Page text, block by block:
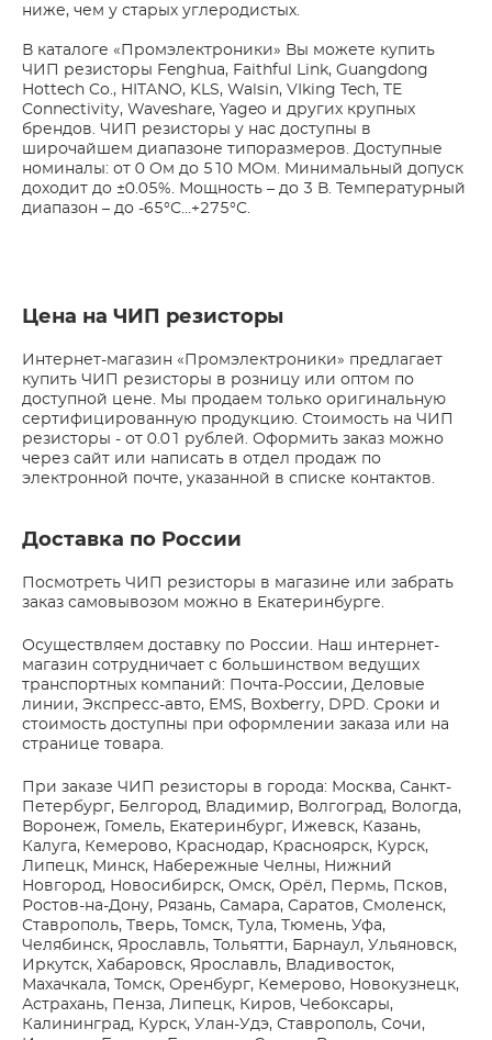
ниже, чем у старых углеродистых.
В каталоге «Промэлектроники» Вы можете купить
ЧИП резисторы Fenghua, Faithful Link, Guangdong
Hottech Co., HITANO, KLS, Walsin, VIking Tech, TE
Connectivity, Waveshare, Yageo и других крупных
брендов. ЧИП резисторы у нас доступны в
широчайшем диапазоне типоразмеров. Доступные
номиналы: от 0 Ом до 510 МОм. Минимальный допуск
доходит до ±0.05%. Мощность – до 3 В. Температурный
диапазон – до -65°С…+275°С.
Цена на ЧИП резисторы
Интернет-магазин «Промэлектроники» предлагает
купить ЧИП резисторы в розницу или оптом по
доступной цене. Мы продаем только оригинальную
сертифицированную продукцию. Стоимость на ЧИП
резисторы - от 0.01 рублей. Оформить заказ можно
через сайт или написать в отдел продаж по
электронной почте, указанной в списке контактов.
Доставка по России
Посмотреть ЧИП резисторы в магазине или забрать
заказ самовывозом можно в Екатеринбурге.
Осуществляем доставку по России. Наш интернет-
магазин сотрудничает с большинством ведущих
транспортных компаний: Почта-России, Деловые
линии, Экспресс-авто, EMS, Boxberry, DPD. Сроки и
стоимость доступны при оформлении заказа или на
странице товара.
При заказе ЧИП резисторы в города: Москва, Санкт-
Петербург, Белгород, Владимир, Волгоград, Вологда,
Воронеж, Гомель, Екатеринбург, Ижевск, Казань,
Калуга, Кемерово, Краснодар, Красноярск, Курск,
Липецк, Минск, Набережные Челны, Нижний
Новгород, Новосибирск, Омск, Орёл, Пермь, Псков,
Ростов-на-Дону, Рязань, Самара, Саратов, Смоленск,
Ставрополь, Тверь, Томск, Тула, Тюмень, Уфа,
Челябинск, Ярославль, Тольятти, Барнаул, Ульяновск,
Иркутск, Хабаровск, Ярославль, Владивосток,
Махачкала, Томск, Оренбург, Кемерово, Новокузнецк,
Астрахань, Пенза, Липецк, Киров, Чебоксары,
Калининград, Курск, Улан-Удэ, Ставрополь, Сочи,